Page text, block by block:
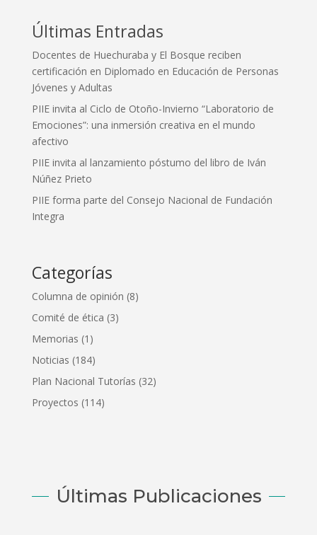
Últimas Entradas
Docentes de Huechuraba y El Bosque reciben
certificación en Diplomado en Educación de Personas
Jóvenes y Adultas
PIIE invita al Ciclo de Otoño-Invierno “Laboratorio de
Emociones”: una inmersión creativa en el mundo
afectivo
PIIE invita al lanzamiento póstumo del libro de Iván
Núñez Prieto
PIIE forma parte del Consejo Nacional de Fundación
Integra
Categorías
Columna de opinión (8)
Comité de ética (3)
Memorias (1)
Noticias (184)
Plan Nacional Tutorías (32)
Proyectos (114)
Últimas Publicaciones